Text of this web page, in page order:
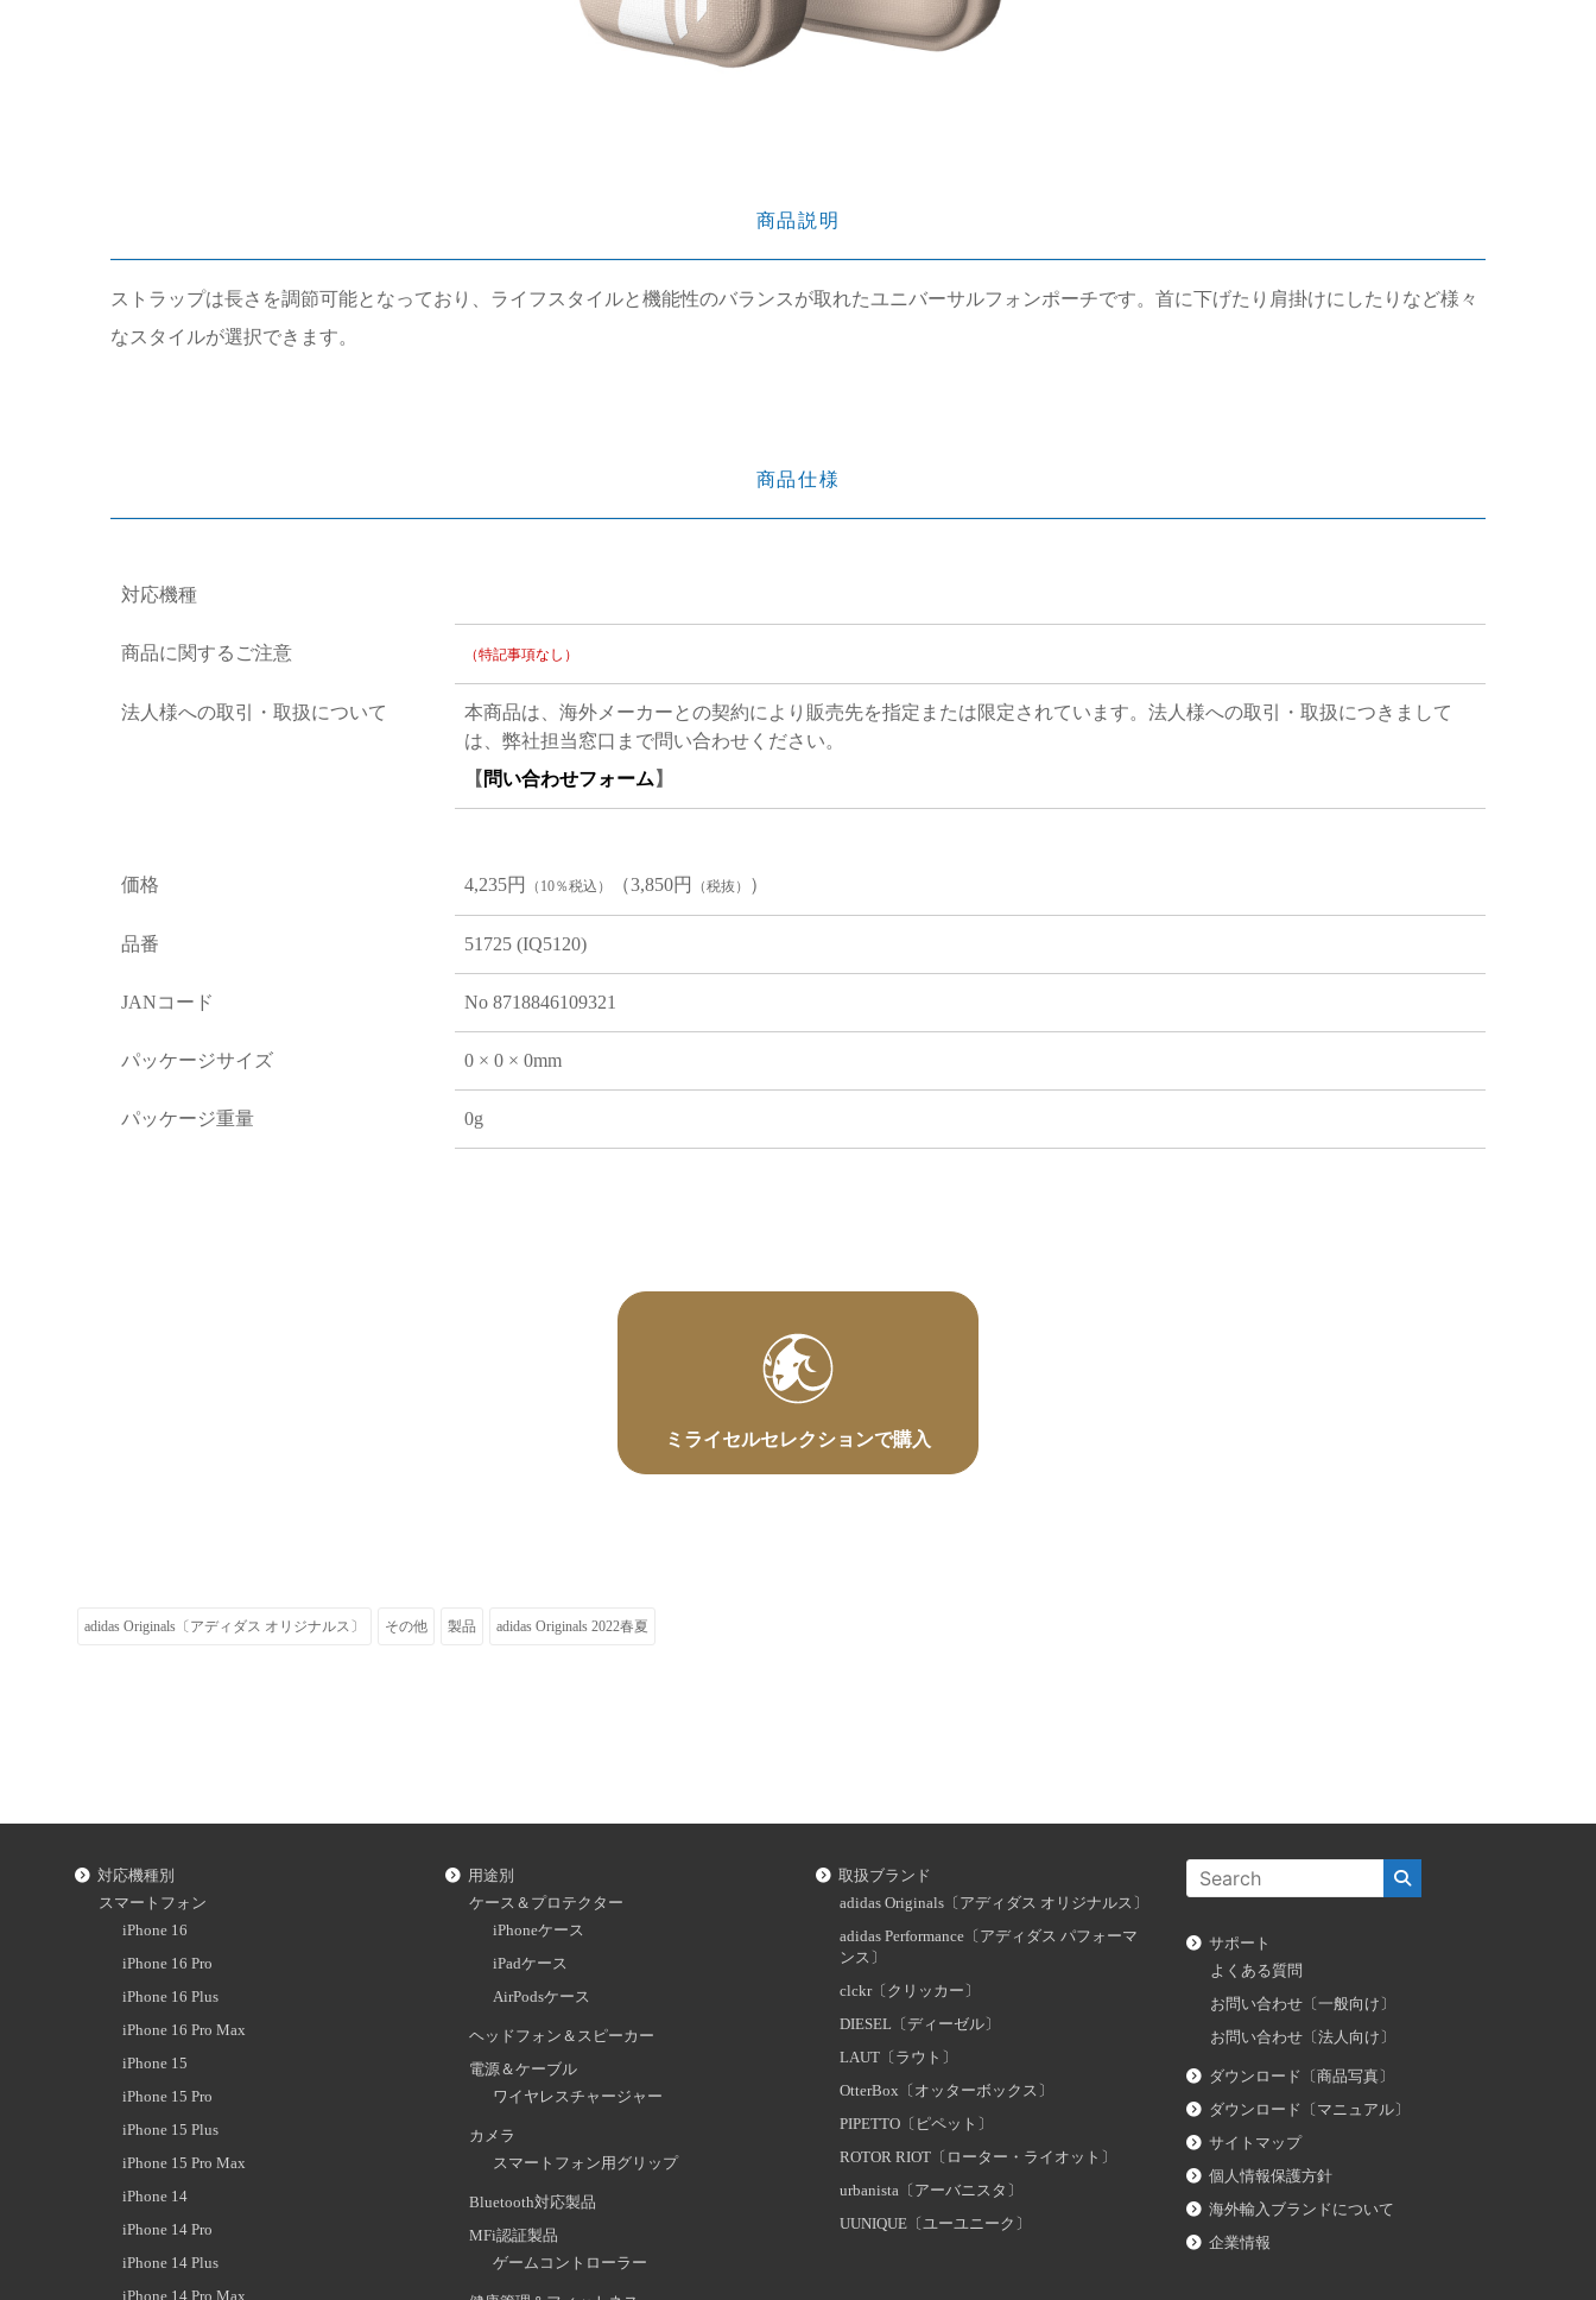
商品説明
ストラップは長さを調節可能となっており、ライフスタイルと機能性のバランスが取れたユニバーサルフォンポーチです。首に下げたり肩掛けにしたりなど様々
なスタイルが選択できます。
商品仕様
対応機種
商品に関するご注意 （特記事項なし）
法人様への取引・取扱について
本商品は、海外メーカーとの契約により販売先を指定または限定されています。法人様への取引・取扱につきまして
は、弊社担当窓口まで問い合わせください。
【 問い合わせフォーム 】
価格 4,235円 （10％税込） （3,850円 （税抜） ）
品番 51725 (IQ5120)
JANコード No 8718846109321
パッケージサイズ 0 × 0 × 0mm
パッケージ重量 0g
ミライセルセレクションで購入
adidas Originals〔アディダス オリジナルス〕 その他 製品 adidas Originals 2022春夏
対応機種別
スマートフォン
iPhone 16
iPhone 16 Pro
iPhone 16 Plus
iPhone 16 Pro Max
iPhone 15
iPhone 15 Pro
iPhone 15 Plus
iPhone 15 Pro Max
iPhone 14
iPhone 14 Pro
iPhone 14 Plus
用途別
ケース＆プロテクター
iPhoneケース
iPadケース
AirPodsケース
ヘッドフォン＆スピーカー
電源＆ケーブル
ワイヤレスチャージャー
カメラ
スマートフォン用グリップ
Bluetooth対応製品
MFi認証製品
ゲームコントローラー
取扱ブランド
adidas Originals〔アディダス オリジナルス〕
adidas Performance〔アディダス パフォーマ
ンス〕
clckr〔クリッカー〕
DIESEL〔ディーゼル〕
LAUT〔ラウト〕
OtterBox〔オッターボックス〕
PIPETTO〔ピペット〕
ROTOR RIOT〔ローター・ライオット〕
urbanista〔アーバニスタ〕
UUNIQUE〔ユーユニーク〕
サポート
よくある質問
お問い合わせ〔一般向け〕
お問い合わせ〔法人向け〕
ダウンロード〔商品写真〕
ダウンロード〔マニュアル〕
サイトマップ
個人情報保護方針
海外輸入ブランドについて
企業情報